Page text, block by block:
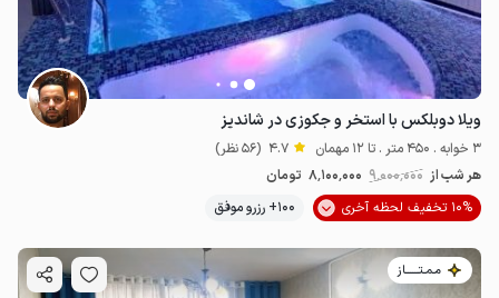
ویلا دوبلکس با استخر و جکوزی در شاندیز
3 خوابه . 450 متر . تا 12 مهمان 4.7 (56 نظر)
هر شب از 9٬000٬000 8٬100٬000 تومان
10% تخفیف لحظه آخری
100+ رزرو موفق
مـمـتــــــاز